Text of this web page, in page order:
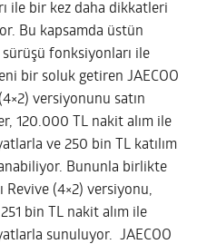
ile bir kez daha dikkatleri
Bu kapsamda üstün
fonksiyonları ile
bir soluk getiren JAECOO
versiyonunu satın
120.000 TL nakit alım ile
ve 250 bin TL katılım
Bununla birlikte
Revive (4×2) versiyonu,
bin TL nakit alım ile
sunuluyor. JAECOO